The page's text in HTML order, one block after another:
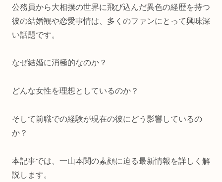
公務員から大相撲の世界に飛び込んだ異色の経歴を持つ
彼の結婚観や恋愛事情は、多くのファンにとって興味深
い話題です。
なぜ結婚に消極的なのか？
どんな女性を理想としているのか？
そして前職での経験が現在の彼にどう影響しているの
か？
本記事では、一山本関の素顔に迫る最新情報を詳しく解
説します。